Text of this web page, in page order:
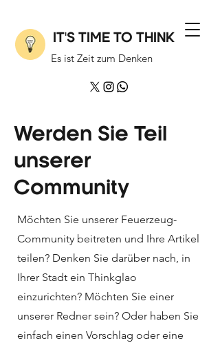
IT'S TIME TO THINK
Es ist Zeit zum Denken
Werden Sie Teil
unserer
Community
Möchten Sie unserer Feuerzeug-
Community beitreten und Ihre Artikel
teilen? Denken Sie darüber nach, in
Ihrer Stadt ein Thinkglao
einzurichten? Möchten Sie einer
unserer Redner sein? Oder haben Sie
einfach einen Vorschlag oder eine